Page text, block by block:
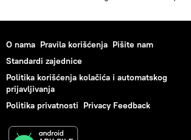
O nama Pravila korišćenja Pišite nam
Standardi zajednice
Politika korišćenja kolačića i automatskog
prijavljivanja
Politika privatnosti Privacy Feedback